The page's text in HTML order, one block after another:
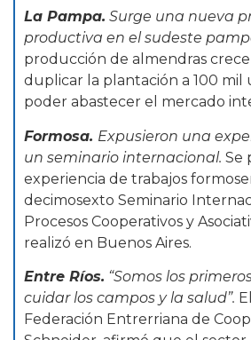
La Pampa. Surge una nueva
productiva en el sudeste
producción de almendras
duplicar la plantación a 100 mil
poder abastecer el mercado
Formosa. Expusieron una
un seminario internacional. Se
experiencia de trabajos
decimosexto Seminario
Procesos Cooperativos y
realizó en Buenos Aires.
Entre Ríos. “Somos los
cuidar los campos y la salud”.
Federación Entrerriana de